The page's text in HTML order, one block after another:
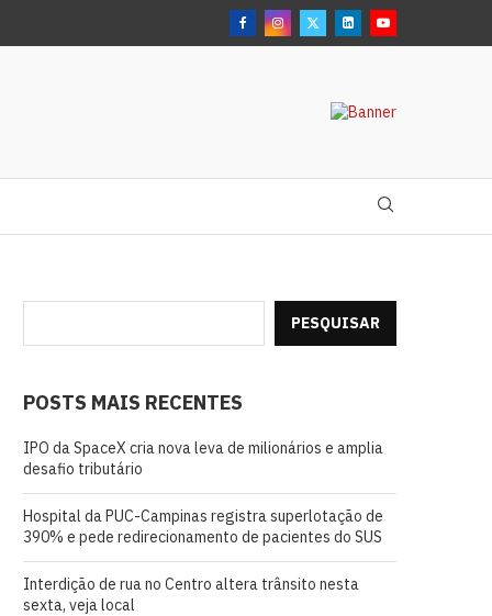
PESQUISAR
POSTS MAIS RECENTES
IPO da SpaceX cria nova leva de milionários e amplia
desafio tributário
Hospital da PUC-Campinas registra superlotação de
390% e pede redirecionamento de pacientes do SUS
Interdição de rua no Centro altera trânsito nesta
sexta, veja local